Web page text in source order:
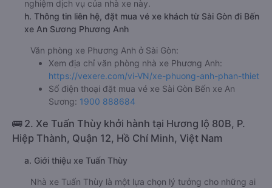
nghiệm dịch vụ của nhà xe này.
h. Thông tin liên hệ, đặt mua vé xe khách từ Sài Gòn đi Bến
xe An Sương Phương Anh
Văn phòng xe Phương Anh ở Sài Gòn:
Xem địa chỉ văn phòng nhà xe Phương Anh:
https://vexere.com/vi-VN/xe-phuong-anh-phan-thiet
Số điện thoại đặt mua vé xe Sài Gòn Bến xe An
Sương: 1900 888684
🚌 2. Xe Tuấn Thùy khởi hành tại Hương lộ 80B, P.
Hiệp Thành, Quận 12, Hồ Chí Minh, Việt Nam
a. Giới thiệu xe Tuấn Thùy
Nhà xe Tuấn Thùy là một lựa chọn lý tưởng cho những ai